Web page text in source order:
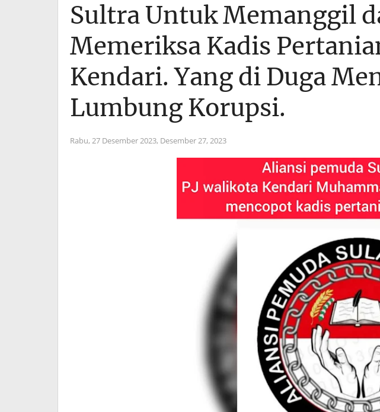
Sultra Untuk Memanggil
Memeriksa Kadis
Kendari. Yang di Duga
Lumbung Korupsi.
Rabu, 27 Desember 2023, Desember 27, 2023